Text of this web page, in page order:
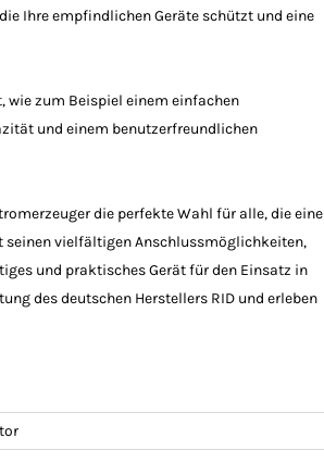
Ihre empfindlichen Geräte schützt und eine
zum Beispiel einem einfachen
und einem benutzerfreundlichen
die perfekte Wahl für alle, die eine
seinen vielfältigen Anschlussmöglichkeiten,
und praktisches Gerät für den Einsatz in
des deutschen Herstellers RID und erleben